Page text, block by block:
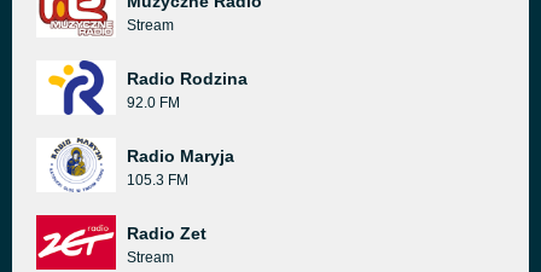
Stream
Radio Rodzina
92.0 FM
Radio Maryja
105.3 FM
Radio Zet
Stream